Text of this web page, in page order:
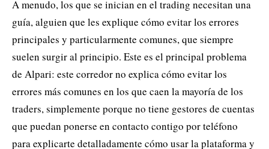
A menudo, los que se inician en el trading necesitan una
guía, alguien que les explique cómo evitar los errores
principales y particularmente comunes, que siempre
suelen surgir al principio. Este es el principal problema
de Alpari: este corredor no explica cómo evitar los
errores más comunes en los que caen la mayoría de los
traders, simplemente porque no tiene gestores de cuentas
que puedan ponerse en contacto contigo por teléfono
para explicarte detalladamente cómo usar la plataforma y